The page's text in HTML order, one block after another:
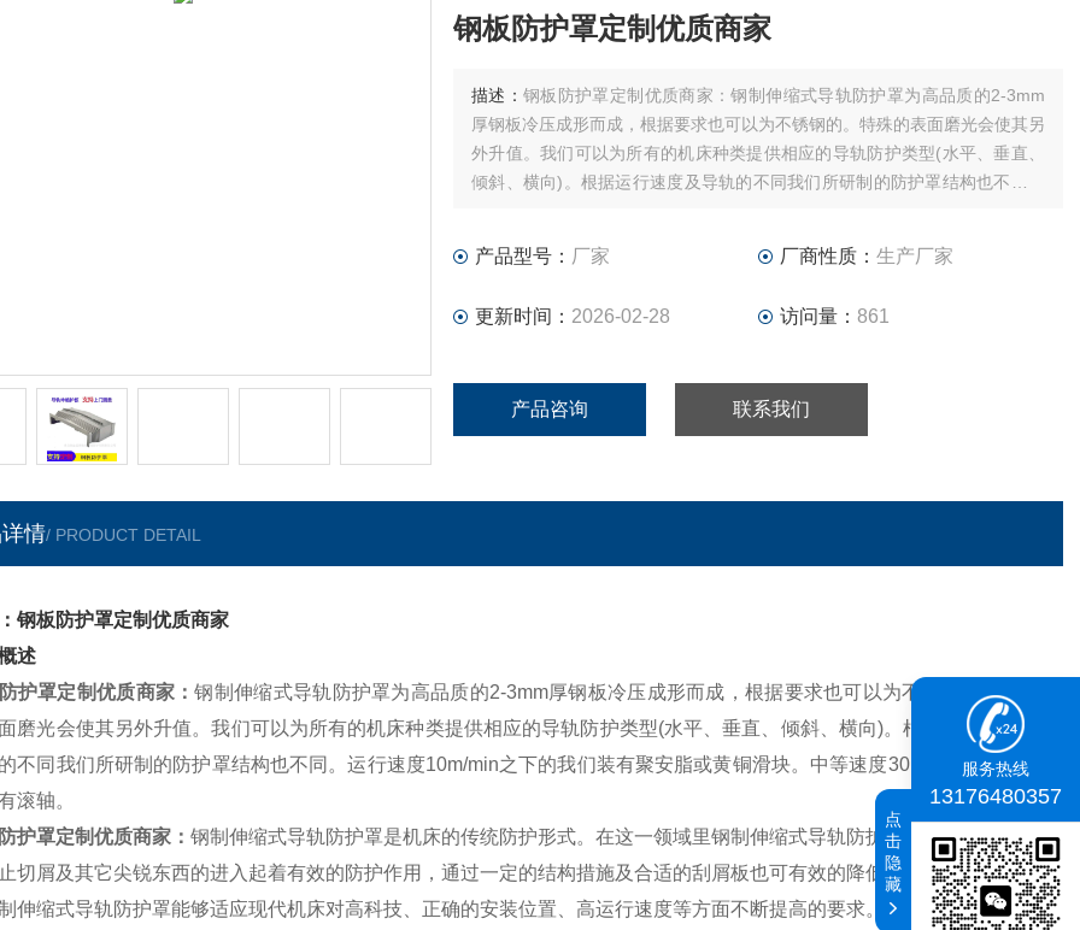
钢板防护罩定制优质商家
描述： 钢板防护罩定制优质商家：钢制伸缩式导轨防护罩为高品质的2-3mm
厚钢板冷压成形而成，根据要求也可以为不锈钢的。特殊的表面磨光会使其另
外升值。我们可以为所有的机床种类提供相应的导轨防护类型(水平、垂直、
倾斜、横向)。根据运行速度及导轨的不同我们所研制的防护罩结构也不同。
产品型号： 厂家 厂商性质： 生产厂家
更新时间： 2026-02-28 访问量： 861
产品咨询 联系我们
情/ PRODUCT DETAIL
钢板防护罩定制优质商家
述
护罩定制优质商家 ：钢制伸缩式导轨防护罩为高品质的2-3mm厚钢板冷压成形而成，根据要求也可以为不锈钢的。特殊
磨光会使其另外升值。我们可以为所有的机床种类提供相应的导轨防护类型(水平、垂直、倾斜、横向)。根据运行速度及
不同我们所研制的防护罩结构也不同。运行速度10m/min之下的我们装有聚安脂或黄铜滑块。中等速度30m/min之下的我
滚轴。
护罩定制优质商家 ： 钢制伸缩式导轨防护罩是机床的传统防护形式。在这一领域里钢制伸缩式导轨防护罩被广泛的应用，
切屑及其它尖锐东西的进入起着有效的防护作用，通过一定的结构措施及合适的刮屑板也可有效的降低冷却液的渗入。我
伸缩式导轨防护罩能够适应现代机床对高科技、正确的安装位置、高运行速度等方面不断提高的要求。
服务热线
13176480357
点
击
隐
藏